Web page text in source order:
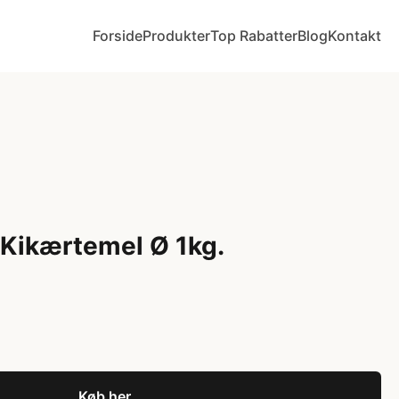
ForsideProdukterTop RabatterBlogKontakt
Ø 1kg.